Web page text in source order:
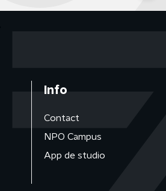
Info
Contact
NPO Campus
App de studio